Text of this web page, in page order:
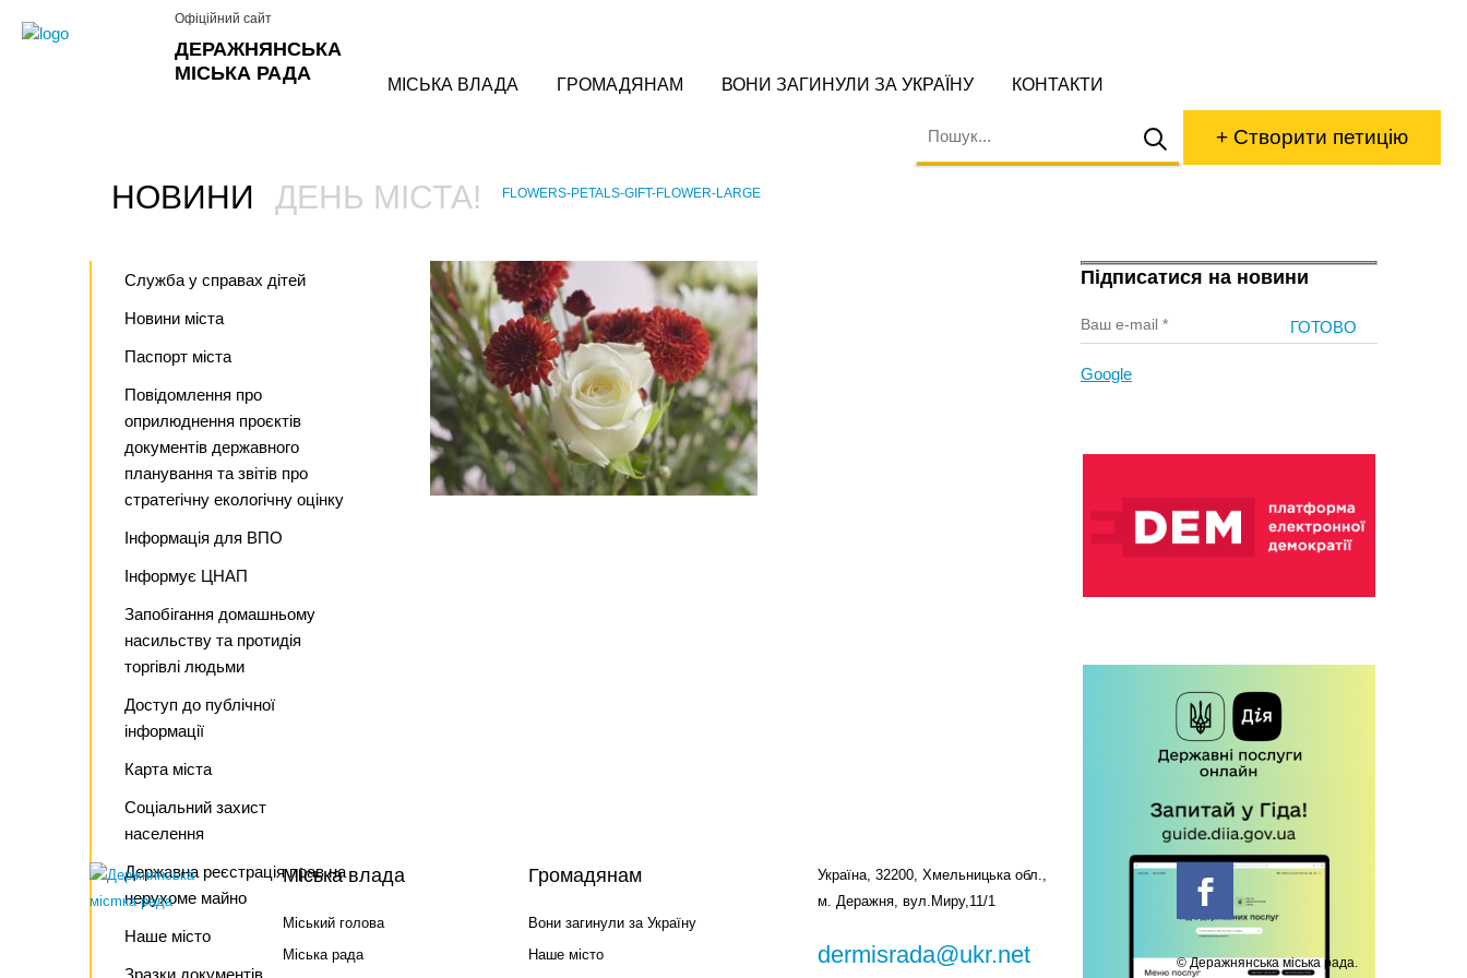
ДЕРАЖНЯНСЬКА
МІСЬКА РАДА
Офіційний сайт
МІСЬКА ВЛАДА ГРОМАДЯНАМ ВОНИ ЗАГИНУЛИ ЗА УКРАЇНУ КОНТАКТИ
+ Створити петицію
НОВИНИ ДЕНЬ МІСТА! FLOWERS-PETALS-GIFT-FLOWER-LARGE
Служба у справах дітей
Новини міста
Паспорт міста
Повідомлення про
оприлюднення проєктів
документів державного
планування та звітів про
стратегічну екологічну оцінку
Інформація для ВПО
Інформує ЦНАП
Запобігання домашньому
насильству та протидія
торгівлі людьми
Доступ до публічної
інформації
Карта міста
Соціальний захист
населення
Державна реєстрація прав на
нерухоме майно
Наше місто
Зразки документів
Підписатися на новини
Google
Міська влада
Міський голова
Міська рада
Громадянам
Вони загинули за Україну
Наше місто
Україна, 32200, Хмельницька обл.,
м. Деражня, вул.Миру,11/1
dermisrada@ukr.net
© Деражнянська міська рада.